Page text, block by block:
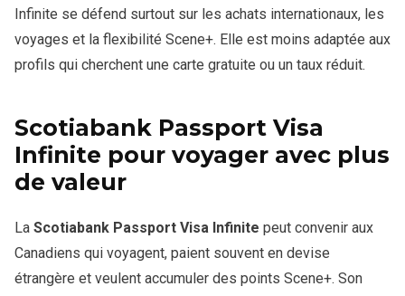
valeur globale.
peut être plus logique. Dans ce cas, les récompenses ne
Cependant, il faut vérifier les règles. Certaines offres
exigent un montant d’achats précis ou une période limitée
pour les voyages hors Canada. L’absence de frais de
transaction en devises étrangères peut aider à réduire le
coût réel des déplacements.
seulement si vous utilisez assez ses avantages. Pour un
voyageur régulier, elle garde un positionnement solide.
Infinite se défend surtout sur les achats internationaux, les
voyages et la flexibilité Scene+. Elle est moins adaptée aux
profils qui cherchent une carte gratuite ou un taux réduit.
Scotiabank Passport Visa
Infinite pour voyager avec plus
de valeur
La Scotiabank Passport Visa Infinite peut convenir aux
Canadiens qui voyagent, paient souvent en devise
étrangère et veulent accumuler des points Scene+. Son